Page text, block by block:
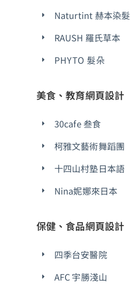
Naturtint 赫本染髮
RAUSH 羅氏草本
PHYTO 髮朵
美食、教育網頁設計
30cafe 叁食
柯雅文藝術舞蹈團
十四山村塾日本語
Nina妮娜來日本
保健、食品網頁設計
四季台安醫院
AFC 宇勝淺山